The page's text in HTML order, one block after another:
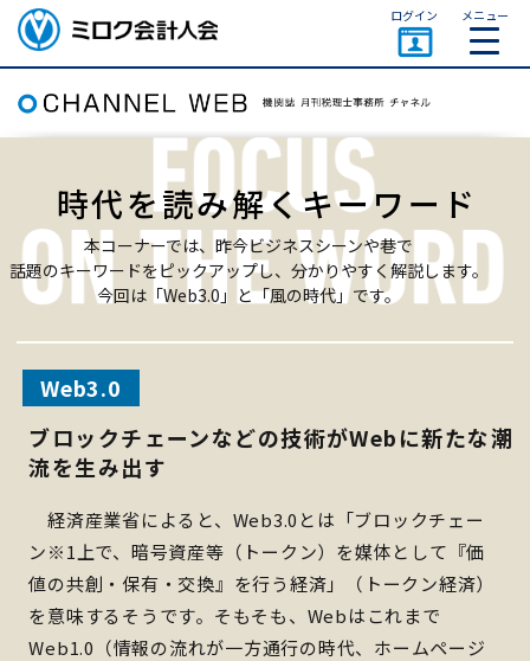
ミロク会計人会 MIROKU
ACCOUNTING PERSON
ASSOCIATION
ログイン メニュー
時代を読み解くキーワード
本コーナーでは、昨今ビジネスシーンや巷で
話題のキーワードをピックアップし、分かりやすく解説します。
今回は「Web3.0」と「風の時代」です。
Web3.0
ブロックチェーンなどの技術がWebに新たな潮
流を生み出す
経済産業省によると、Web3.0とは「ブロックチェー
ン※1 上で、暗号資産等（トークン）を媒体として『価
値の共創・保有・交換』を行う経済」（トークン経済）
を意味するそうです。そもそも、Webはこれまで
Web1.0（情報の流れが一方通行の時代、ホームページ